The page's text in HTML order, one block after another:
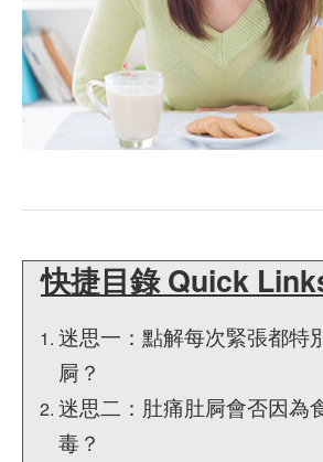
快捷目錄 Quick
迷思一：點解每次緊張都特
屙？
迷思二：肚痛肚屙會否因為
毒？